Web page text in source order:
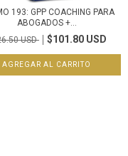
193: GPP COACHING PARA
ABOGADOS +...
USD
$101.80 USD